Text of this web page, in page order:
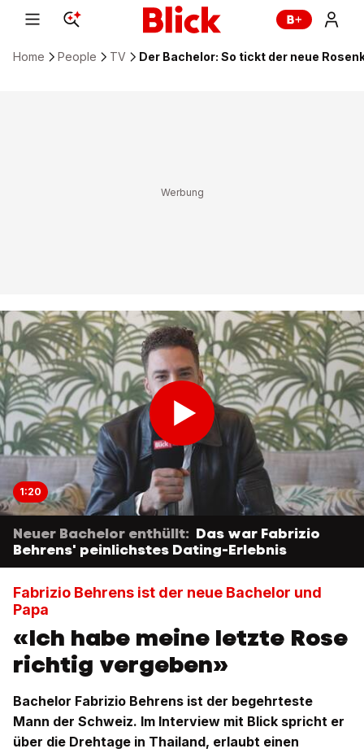
Home People TV Der Bachelor: So tickt der neue
1:20
Neuer Bachelor enthüllt: Das war Fabrizio
Behrens' peinlichstes Dating-Erlebnis
Fabrizio Behrens ist der neue Bachelor und
Papa
«Ich habe meine letzte Rose
richtig vergeben»
Bachelor Fabrizio Behrens ist der begehrteste
Mann der Schweiz. Im Interview mit Blick spricht er
über die Drehtage in Thailand, erlaubt einen